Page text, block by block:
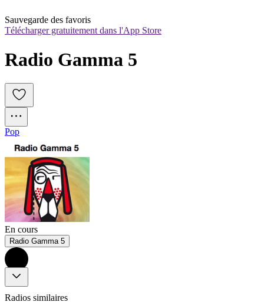
Sauvegarde des favoris
Télécharger gratuitement dans l'App Store
Radio Gamma 5
Pop
En cours
Radio Gamma 5
Radios similaires